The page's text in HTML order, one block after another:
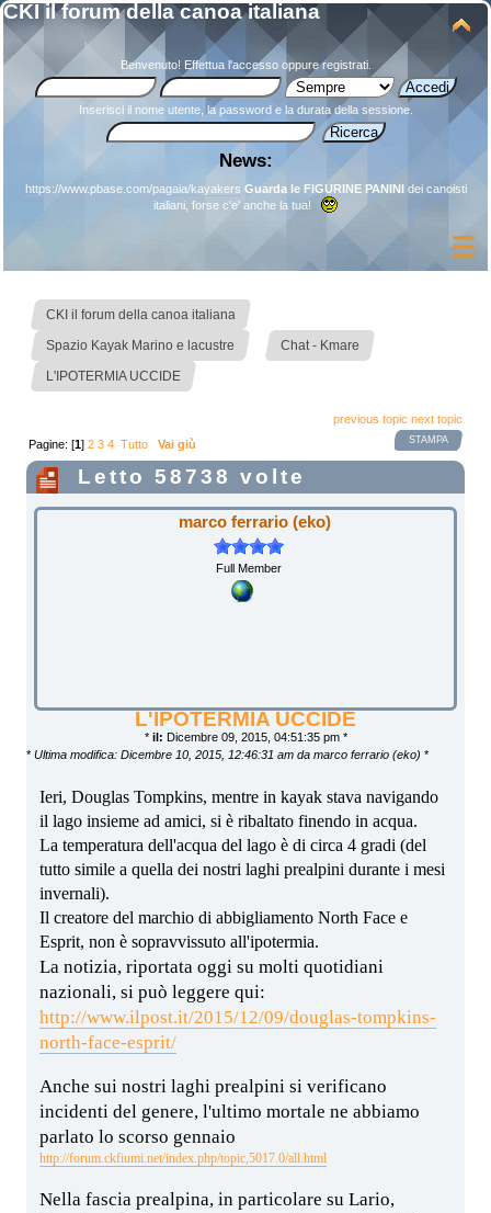
CKI il forum della canoa italiana
Benvenuto! Effettua l'accessooppureregistrati.
Inserisci il nome utente, la password e la durata della sessione.
News:
https://www.pbase.com/pagaia/kayakers Guarda le FIGURINE PANINIdei canoisti
italiani, forse c'e' anche la tua!
CKI il forum della canoa italiana
Spazio Kayak Marino e lacustre Chat - Kmare
L'IPOTERMIA UCCIDE
previous topic next topic
STAMPA
Pagine: [1]2 3 4 Tutto Vai giù
Letto 58738 volte
marco ferrario (eko)
Full Member
L'IPOTERMIA UCCIDE
* il: Dicembre 09, 2015, 04:51:35 pm *
* Ultima modifica: Dicembre 10, 2015, 12:46:31 am da marco ferrario (eko) *
Ieri, Douglas Tompkins, mentre in kayak stava navigando
il lago insieme ad amici, si è ribaltato finendo in acqua.
La temperatura dell'acqua del lago è di circa 4 gradi (del
tutto simile a quella dei nostri laghi prealpini durante i mesi
invernali).
Il creatore del marchio di abbigliamento North Face e
Esprit, non è sopravvissuto all'ipotermia.
La notizia, riportata oggi su molti quotidiani
nazionali, si può leggere qui:
http://www.ilpost.it/2015/12/09/douglas-tompkins-
north-face-esprit/
Anche sui nostri laghi prealpini si verificano
incidenti del genere, l'ultimo mortale ne abbiamo
parlato lo scorso gennaio
http://forum.ckfiumi.net/index.php/topic,5017.0/all.html
Nella fascia prealpina, in particolare su Lario,